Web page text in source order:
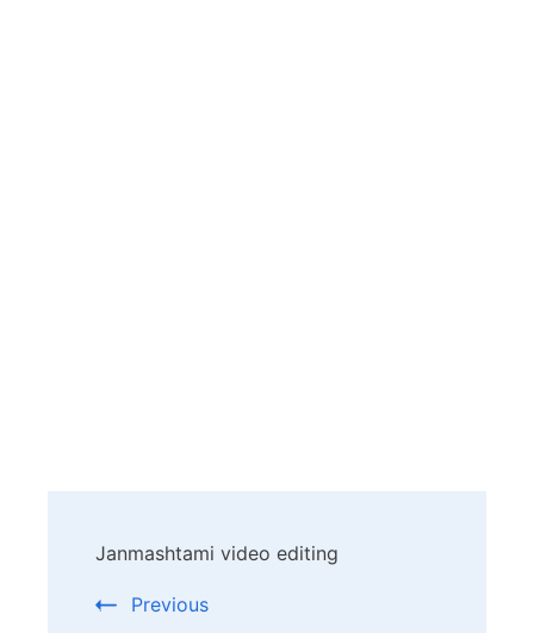
Navigation
Janmashtami video editing
Previous